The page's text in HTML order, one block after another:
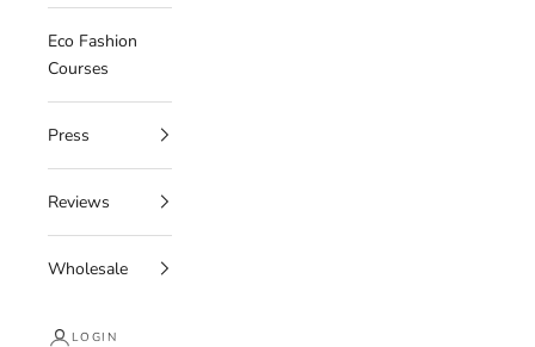
Eco Fashion
Courses
Press
Reviews
Wholesale
LOGIN